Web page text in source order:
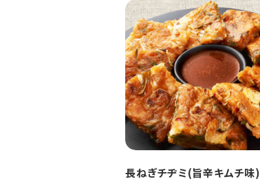
長ねぎチヂミ(旨辛キムチ味)